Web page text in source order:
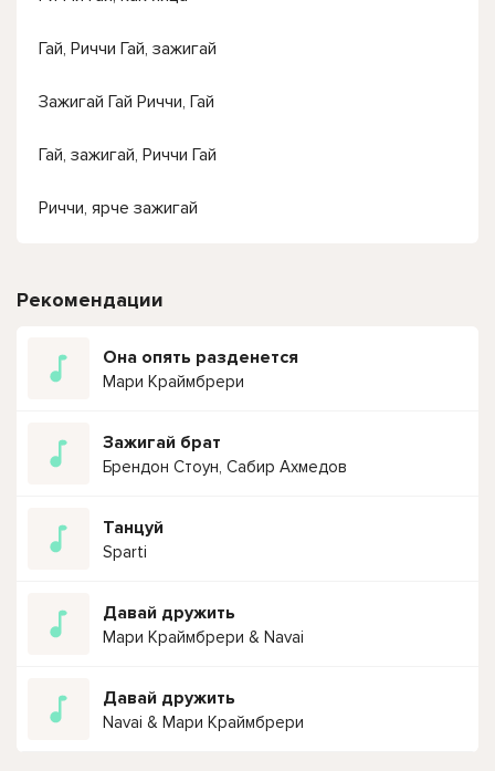
Гай, Риччи Гай, зажигай
Зажигай Гай Риччи, Гай
Гай, зажигай, Риччи Гай
Риччи, ярче зажигай
Рекомендации
Она опять разденется
Мари Краймбрери
Зажигай брат
Брендон Стоун, Сабир Ахмедов
Танцуй
Sparti
Давай дружить
Мари Краймбрери & Navai
Давай дружить
Navai & Мари Краймбрери